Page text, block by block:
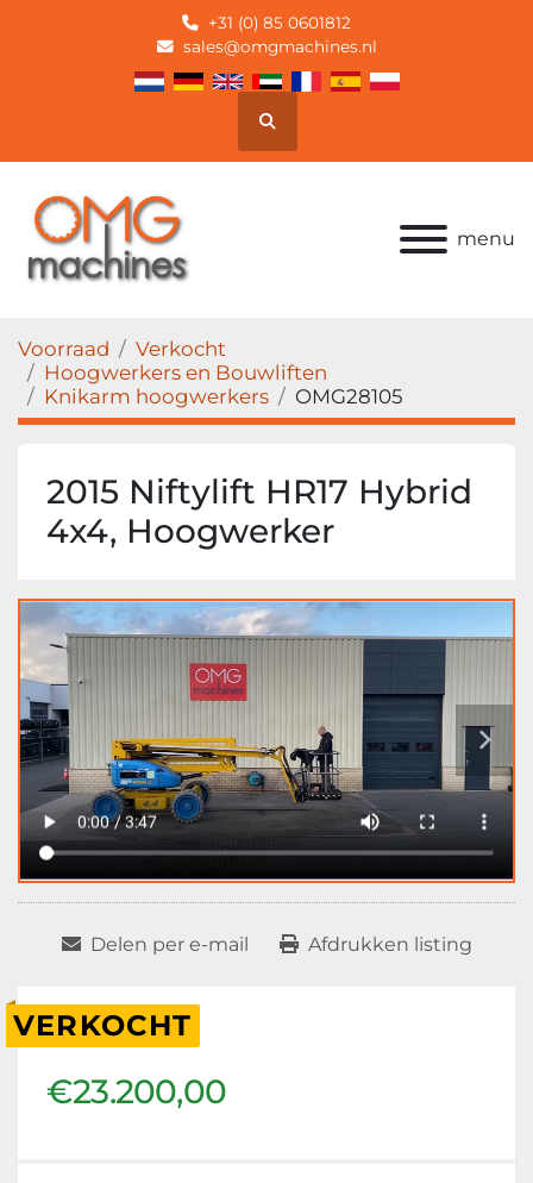
+31 (0) 85 0601812
sales@omgmachines.nl
Zoek
menu
Voorraad
Verkocht
Hoogwerkers en Bouwliften
Knikarm hoogwerkers
OMG28105
2015 Niftylift HR17 Hybrid
4x4, Hoogwerker
Delen per e-mail Afdrukken listing
VERKOCHT
€23.200,00